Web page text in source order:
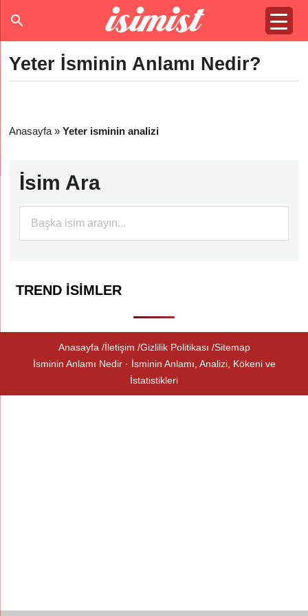
Yeter İsminin Anlamı Nedir?
Anasayfa »Yeter isminin analizi
İsim Ara
TREND İSIMLER
Anasayfa İletişim Gizlilik Politikası Sitemap
İsminin Anlamı Nedir · İsminin Anlamı, Analizi, Kökeni ve
İstatistikleri